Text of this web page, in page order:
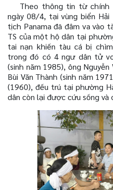
Theo thông tin từ chính
ngày 08/4, tại vùng biển Hải
tịch Panama đã đâm va vào
TS của một hộ dân tại
tai nạn khiến tàu cá bị
trong đó có 4 ngư dân tử
(sinh năm 1985), ông
Bùi Văn Thành (sinh năm
(1960), đều trú tại phường
dân còn lại được cứu sống và